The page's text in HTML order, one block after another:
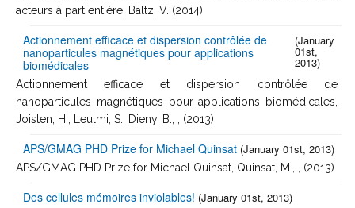
acteurs à part entière, Baltz, V. (2014)
Actionnement efficace et dispersion contrôlée de
nanoparticules magnétiques pour applications
biomédicales
(January
01st,
2013)
Actionnement efficace et dispersion contrôlée de
nanoparticules magnétiques pour applications biomédicales,
Joisten, H., Leulmi, S., Dieny, B., , (2013)
APS/GMAG PHD Prize for Michael Quinsat (January 01st, 2013)
APS/GMAG PHD Prize for Michael Quinsat, Quinsat, M., , (2013)
Des cellules mémoires inviolables! (January 01st, 2013)